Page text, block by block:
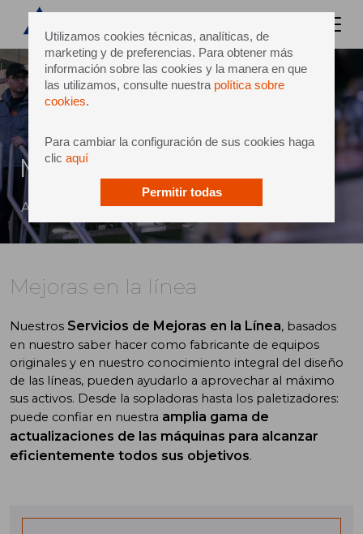
Utilizamos cookies técnicas, analíticas, de
marketing y de preferencias. Para obtener más
información sobre las cookies y la manera en que
las utilizamos, consulte nuestra política sobre
cookies.
Para cambiar la configuración de sus cookies haga
clic aquí
Permitir todas
Mejoras en la línea
Aumente el desempeño global de su línea
Mejoras en la línea
Nuestros Servicios de Mejoras en la Línea, basados
en nuestro saber hacer como fabricante de equipos
originales y en nuestro conocimiento integral del diseño
de las líneas, pueden ayudarlo a aprovechar al máximo
sus activos. Desde la sopladoras hasta los paletizadores:
puede confiar en nuestra amplia gama de
actualizaciones de las máquinas para alcanzar
eficientemente todos sus objetivos.